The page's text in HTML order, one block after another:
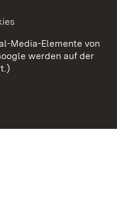
Media-Elemente von
werden auf der